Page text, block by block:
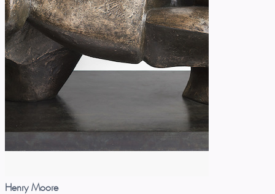
Henry Moore